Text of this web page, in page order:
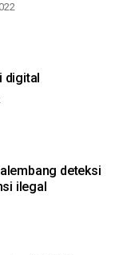
digital
deteksi
ilegal